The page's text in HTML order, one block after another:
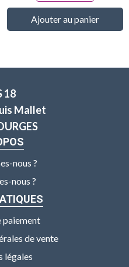
Ajouter au panier
18
Mallet
nous ?
nous ?
paiement
de vente
légales